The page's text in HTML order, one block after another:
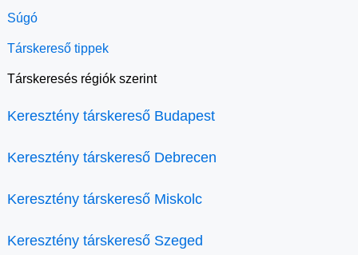
Súgó
Társkereső tippek
Társkeresés régiók szerint
Keresztény társkereső Budapest
Keresztény társkereső Debrecen
Keresztény társkereső Miskolc
Keresztény társkereső Szeged